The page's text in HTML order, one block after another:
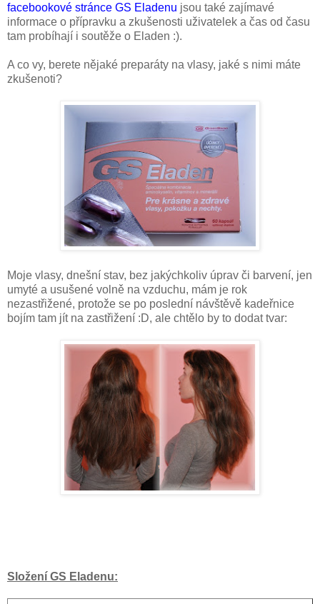
facebookové stránce GS Eladenu jsou také zajímavé
informace o přípravku a zkušenosti uživatelek a čas od času
tam probíhají i soutěže o Eladen :).
A co vy, berete nějaké preparáty na vlasy, jaké s nimi máte
zkušenoti?
Moje vlasy, dnešní stav, bez jakýchkoliv úprav či barvení, jen
umyté a usušené volně na vzduchu, mám je rok
nezastřižené, protože se po poslední návštěvě kadeřnice
bojím tam jít na zastřižení :D, ale chtělo by to dodat tvar:
Složení GS Eladenu: